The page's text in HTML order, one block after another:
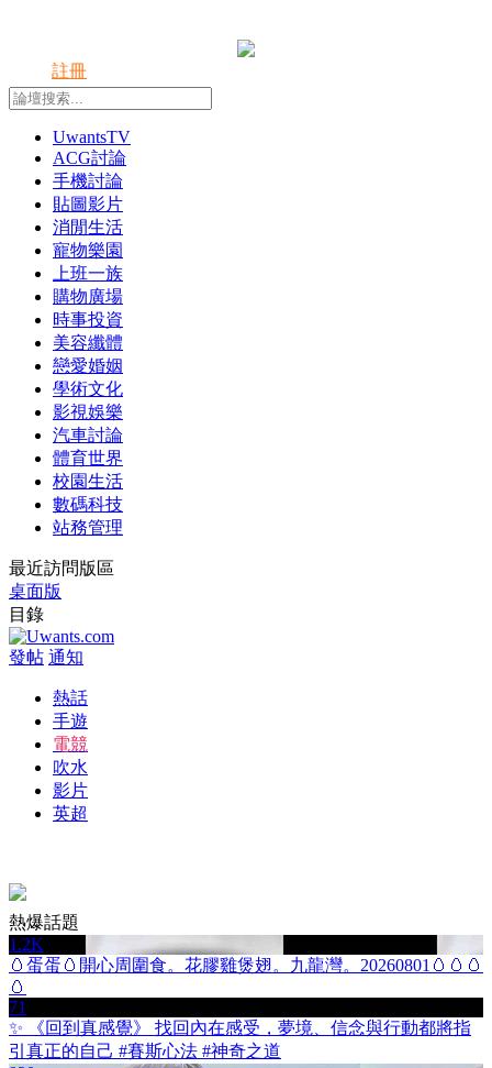
註冊
UwantsTV
ACG討論
手機討論
貼圖影片
消閒生活
寵物樂園
上班一族
購物廣場
時事投資
美容纖體
戀愛婚姻
學術文化
影視娛樂
汽車討論
體育世界
校園生活
數碼科技
站務管理
最近訪問版區
桌面版
目錄
發帖 通知
熱話
手遊
電競
吹水
影片
英超
熱爆話題
1.2K
🥚蛋蛋🥚開心周圍食。花膠雞煲翅。九龍灣。20260801🥚🥚🥚
🥚
71
✨ 《回到真感覺》 找回內在感受，夢境、信念與行動都將指
引真正的自己 #賽斯心法 #神奇之道